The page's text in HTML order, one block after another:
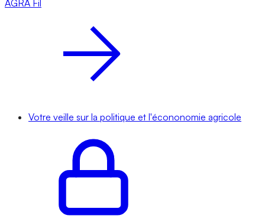
AGRA Fil
Votre veille sur la politique et l'écononomie agricole